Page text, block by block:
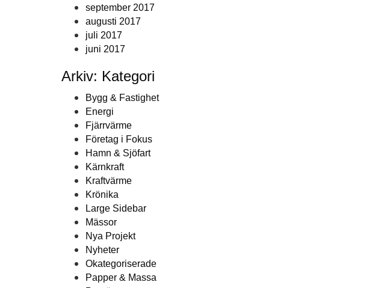
september 2017
augusti 2017
juli 2017
juni 2017
Arkiv: Kategori
Bygg & Fastighet
Energi
Fjärrvärme
Företag i Fokus
Hamn & Sjöfart
Kärnkraft
Kraftvärme
Krönika
Large Sidebar
Mässor
Nya Projekt
Nyheter
Okategoriserade
Papper & Massa